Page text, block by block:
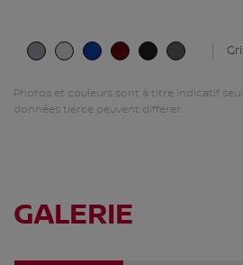
Photos et couleurs sont à titre indicatif
données tierce peuvent différer.
GALERIE